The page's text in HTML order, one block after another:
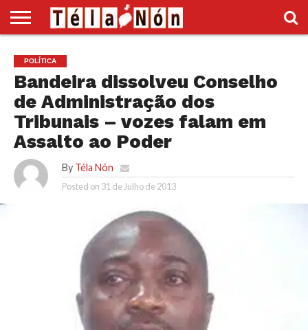
POLÍTICA
ECONOMIA
SOCIEDADE
CULTURA
DESPORTO
SUPLEMENTO
VÍDEOS
ANÚNCIOS
DIVERSOS
POLÍTICA
Bandeira dissolveu Conselho
de Administração dos
Tribunais – vozes falam em
Assalto ao Poder
By Téla Nón
Posted on 31 de Julho de 2013